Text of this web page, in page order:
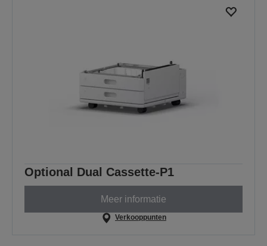
Optional Dual Cassette-P1
Meer informatie
Verkooppunten